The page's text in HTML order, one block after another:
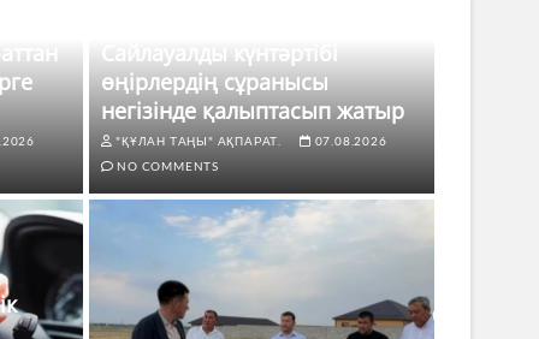
Сайлауалды күнтәртібі
өңірлердің сұранысы
негізінде қалыптасып жатыр
"ҚҰЛАН ТАҢЫ" АҚПАРАТ.
07.08.2026
NO COMMENTS